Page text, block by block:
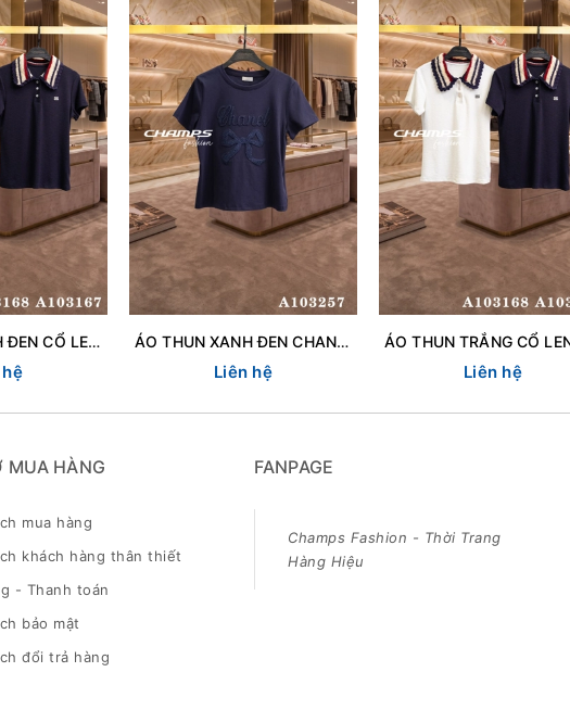
ÁO THUN XANH ĐEN CỔ LEN 103167 ÁO THUN XANH ĐEN CHANEL 103257
Liên hệ Liên hệ
MUA HÀNG
mua hàng
khách hàng thân thiết
- Thanh toán
bảo mật
đổi trả hàng
FANPAGE
Champs Fashion - Thời Trang
Hàng Hiệu